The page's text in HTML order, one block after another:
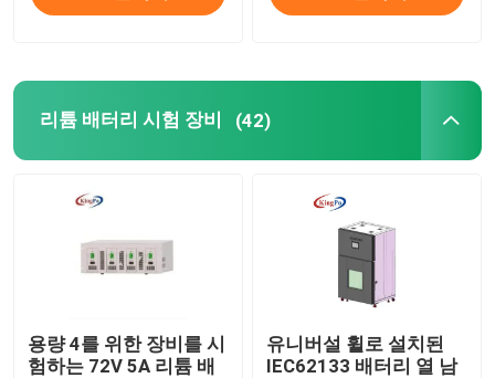
리튬 배터리 시험 장비 (42)
용량 4를 위한 장비를 시
험하는 72V 5A 리튬 배
유니버설 휠로 설치된
IEC62133 배터리 열 남